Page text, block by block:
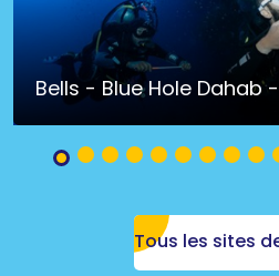
Bells - Blue Hole Dahab
Tous les sites